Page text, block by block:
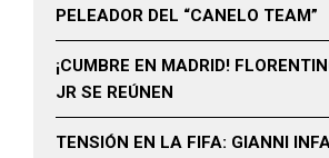
PELEADOR DEL “CANELO TEAM”
¡CUMBRE EN MADRID!
JR SE REÚNEN
TENSIÓN EN LA FIFA: GIANNI